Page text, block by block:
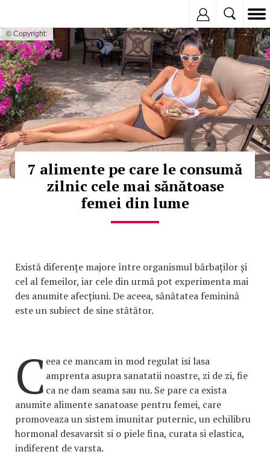
© Copyright:
7 alimente pe care le consumă
zilnic cele mai sănătoase
femei din lume
Există diferențe majore între organismul bărbaților și
cel al femeilor, iar cele din urmă pot experimenta mai
des anumite afecțiuni. De aceea, sănătatea feminină
este un subiect de sine stătător.
C eea ce mancam in mod regulat isi lasa
amprenta asupra sanatatii noastre, zi de zi, fie
ca ne dam seama sau nu. Se pare ca exista
anumite alimente sanatoase pentru femei, care
promoveaza un sistem imunitar puternic, un echilibru
hormonal desavarsit si o piele fina, curata si elastica,
indiferent de varsta.